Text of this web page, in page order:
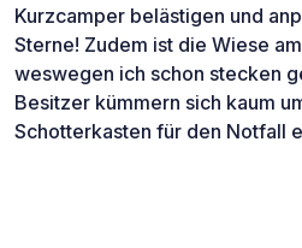
Kurzcamper belästigen und
Sterne! Zudem ist die Wiese
weswegen ich schon stecken
Besitzer kümmern sich kaum
Schotterkasten für den Notfall